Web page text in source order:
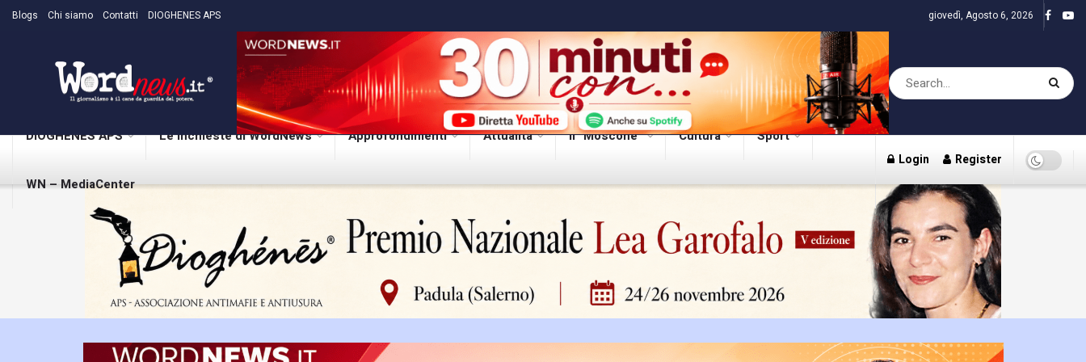
Blogs Chi siamo Contatti DIOGHENES APS giovedì, Agosto 6, 2026
DIOGHENES APS Le inchieste di WordNews Approfondimenti Attualità Il “Moscone” Cultura Sport
WN – MediaCenter
Login Register